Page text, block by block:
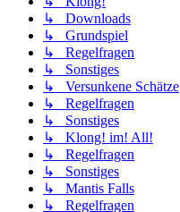
↳ Downloads
↳ Grundspiel
↳ Regelfragen
↳ Sonstiges
↳ Versunkene Schätze
↳ Regelfragen
↳ Sonstiges
↳ Klong! im! All!
↳ Regelfragen
↳ Sonstiges
↳ Mantis Falls
↳ Regelfragen